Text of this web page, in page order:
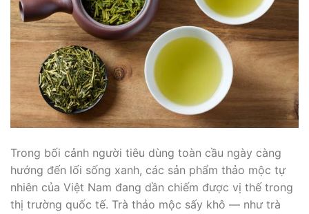
Trong bối cảnh người tiêu dùng toàn cầu ngày càng
hướng đến lối sống xanh, các sản phẩm thảo mộc tự
nhiên của Việt Nam đang dần chiếm được vị thế trong
thị trường quốc tế. Trà thảo mộc sấy khô — như trà